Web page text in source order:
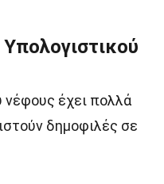
νέφους έχει πολλά
δημοφιλές σε